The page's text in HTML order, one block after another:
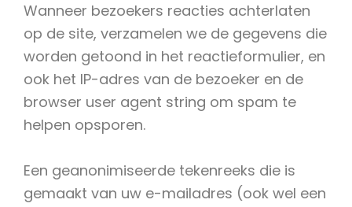
Wanneer bezoekers reacties achterlaten
op de site, verzamelen we de gegevens die
worden getoond in het reactieformulier, en
ook het IP-adres van de bezoeker en de
browser user agent string om spam te
helpen opsporen.
Een geanonimiseerde tekenreeks die is
gemaakt van uw e-mailadres (ook wel een